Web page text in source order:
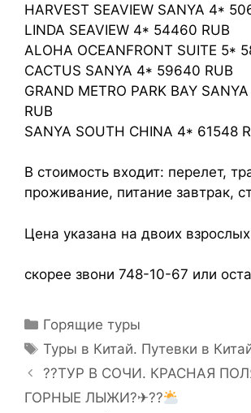
HARVEST SEAVIEW SANYA 4*
LINDA SEAVIEW 4* 54460 RUB
ALOHA OCEANFRONT SUITE 5*
CACTUS SANYA 4* 59640 RUB
GRAND METRO PARK BAY
RUB
SANYA SOUTH CHINA 4* 61548
В стоимость входит: перелет,
проживание, питание завтрак,
Цена указана на двоих
скорее звони 748-10-67 или
Горящие туры
Туры в Китай. Путевки в
??ТУР В СОЧИ. КРАСНАЯ
ГОРНЫЕ ЛЫЖИ?✈??